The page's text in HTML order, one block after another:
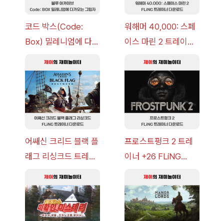
코드 박스(Code:
Box) 밀레니엄에 다가
략 [복각] | 블루 아카
이브
워해머 40,000: 스페
이스 마린 2 트레이너
v14.0+] 다운로드
어쌔신 크리드 블랙 플
래그 리싱크드 트레이
v1.0+] 다운로드
프로스트펑크 2 트레
이너 +26 FLiNG
드